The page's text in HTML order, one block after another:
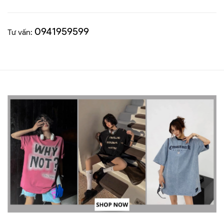
Tư vấn: 0941959599